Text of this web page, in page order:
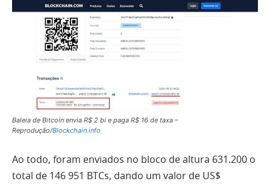
Baleia de Bitcoin envia R$ 2 bi e paga R$ 16 de taxa –
Reprodução/Blockchain.info
Ao todo, foram enviados no bloco de altura 631.200 o
total de 146 951 BTCs, dando um valor de US$